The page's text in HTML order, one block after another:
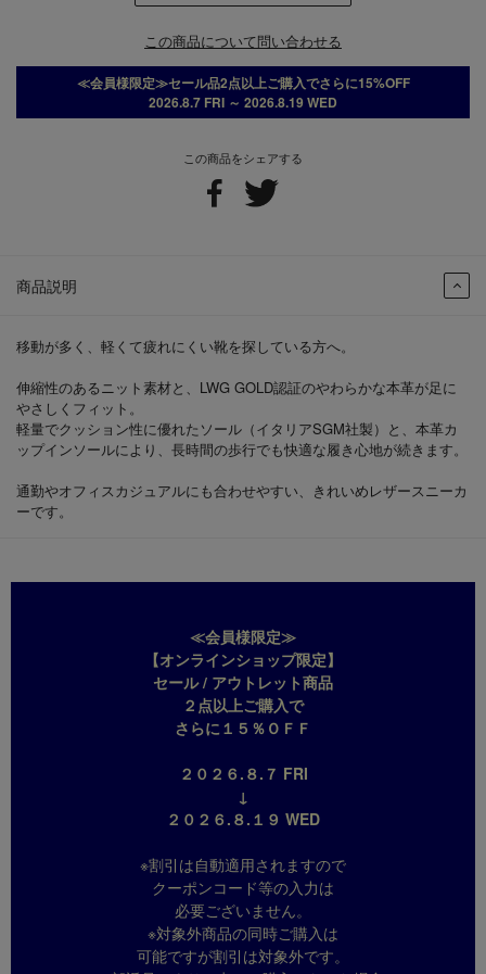
この商品をシェアする
商品説明
移動が多く、軽くて疲れにくい靴を探している方へ。
伸縮性のあるニット素材と、LWG GOLD認証のやわらかな本革が足に
やさしくフィット。
軽量でクッション性に優れたソール（イタリアSGM社製）と、本革カ
ップインソールにより、長時間の歩行でも快適な履き心地が続きます。
通勤やオフィスカジュアルにも合わせやすい、きれいめレザースニーカ
ーです。
≪会員様限定≫
【オンラインショップ限定】
セール / アウトレット商品
２点以上ご購入で
さらに１５％ＯＦＦ
２０２６.８.７ FRI
↓
２０２６.８.１９ WED
※割引は自動適用されますので
クーポンコード等の入力は
必要ございません。
※対象外商品の同時ご購入は
可能ですが割引は対象外です。
この商品について問い合わせる
≪会員様限定≫セール品2点以上ご購入でさらに15%OFF
2026.8.7 FRI ～ 2026.8.19 WED